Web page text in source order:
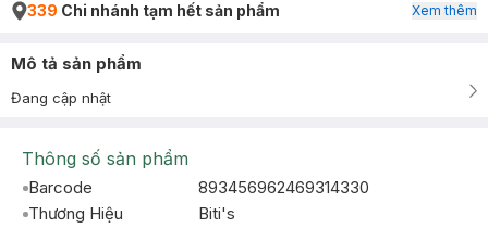
339 Chi nhánh tạm hết sản phẩm Xem thêm
Mô tả sản phẩm
Đang cập nhật
Thông số sản phẩm
Barcode
893456962469314330
Thương Hiệu
Biti's